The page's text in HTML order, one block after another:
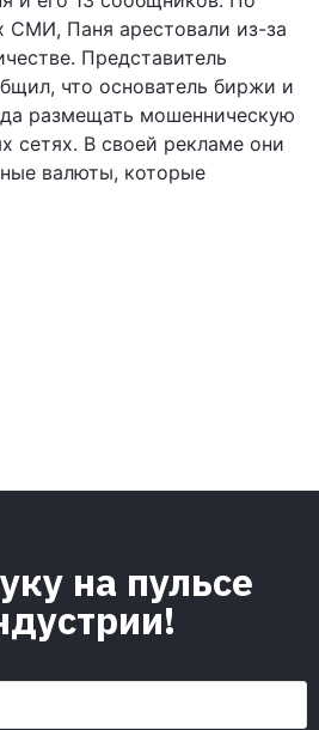
Паня арестовали из-за
Представитель
что основатель биржи и
размещать мошенническую
сетях. В своей рекламе они
валюты, которые
на пульсе